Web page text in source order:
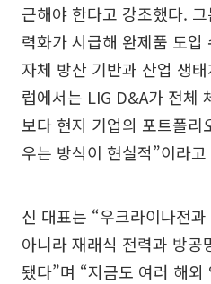
근해야 한다고 강조했다.
력화가 시급해 완제품 도
자체 방산 기반과 산업 생
럽에서는 LIG D&A가 전체
보다 현지 기업의 포트폴리
우는 방식이 현실적”이라
신 대표는 “우크라이나전
아니라 재래식 전력과 방공
됐다”며 “지금도 여러 해